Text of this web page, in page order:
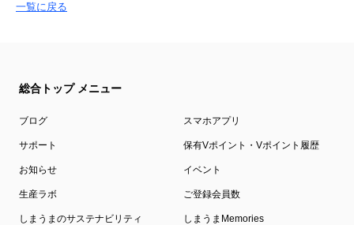
一覧に戻る
総合トップ メニュー
ブログ スマホアプリ
サポート 保有Vポイント・Vポイント履歴
お知らせ イベント
生産ラボ ご登録会員数
しまうまのサステナビリティ しまうまMemories